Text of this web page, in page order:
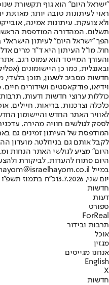
"ישראל היום" הוא גוף תקשורת
ראוי לעיתונות טובה יותר,
ולא צועקת. עיתונות אמינה,
הפך "ישראל היום" לעיתון
חול. מו"ל העיתון היא ד"ר מרים
והעורך המייסד הוא עמוס רגב.
חדשות מסביב לשעון, תוכן בלעדי,
וידיאו, פודקאסטים ושידורים
כוללות ערוצי חדשות ודעות, תרבות
לאוויר האתר החדש והיישומון
לספק לגולשים חוויה מהירה,
המודפסת של העיתון זמינים גם
לקבל אותם גם בניוזלטר. מועדון
היום" מציע לגולשי האתר הנחות
היום פתוח להערות, לביקורת
במייל hayom@israelhayom.co.il.
יום שני, 13.7.2026
כ"ח בתמוז תשפ"ו
חדשות
דעות
ספורט
ForReal
תרבות ובידור
אוכל
מגזין
אנחנו מגייסים
English
X
חדשות